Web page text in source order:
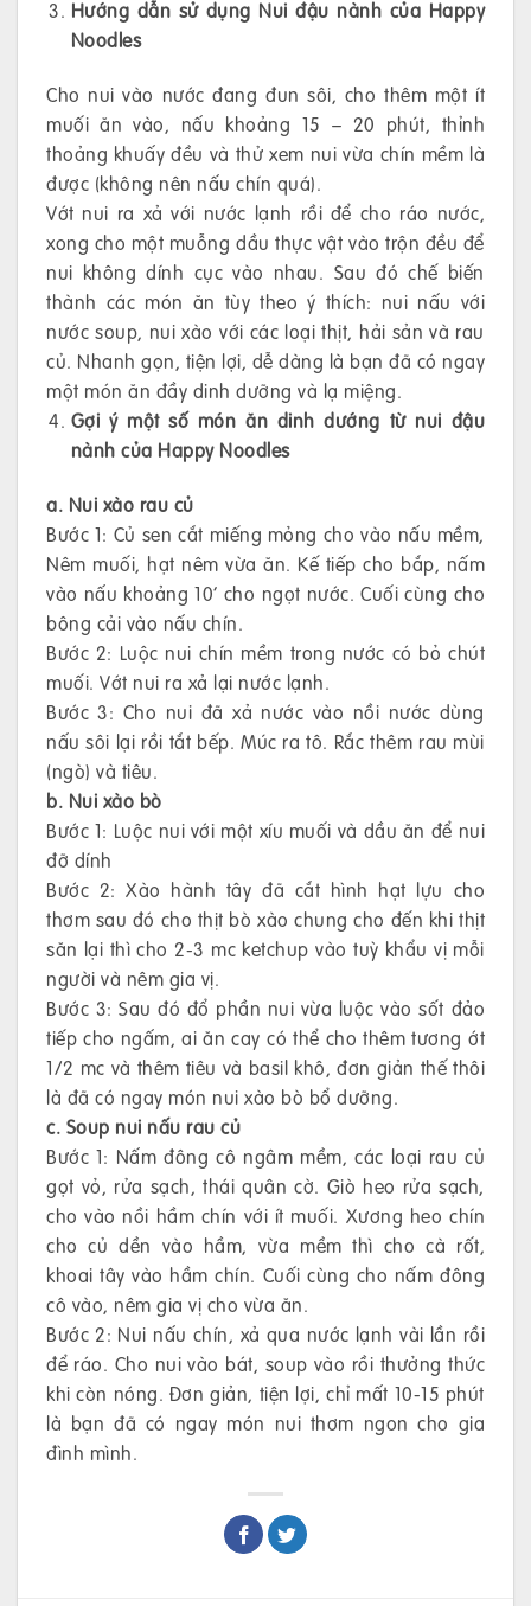
Hướng dẫn sử dụng Nui đậu nành của Happy
Noodles
Cho nui vào nước đang đun sôi, cho thêm một ít
muối ăn vào, nấu khoảng 15 – 20 phút, thỉnh
thoảng khuấy đều và thử xem nui vừa chín mềm là
được (không nên nấu chín quá).
Vớt nui ra xả với nước lạnh rồi để cho ráo nước,
xong cho một muỗng dầu thực vật vào trộn đều để
nui không dính cục vào nhau. Sau đó chế biến
thành các món ăn tùy theo ý thích: nui nấu với
nước soup, nui xào với các loại thịt, hải sản và rau
củ. Nhanh gọn, tiện lợi, dễ dàng là bạn đã có ngay
một món ăn đầy dinh dưỡng và lạ miệng.
Gợi ý một số món ăn dinh dướng từ nui đậu
nành của Happy Noodles
a. Nui xào rau củ
Bước 1: Củ sen cắt miếng mỏng cho vào nấu mềm,
Nêm muối, hạt nêm vừa ăn. Kế tiếp cho bắp, nấm
vào nấu khoảng 10’ cho ngọt nước. Cuối cùng cho
bông cải vào nấu chín.
Bước 2: Luộc nui chín mềm trong nước có bỏ chút
muối. Vớt nui ra xả lại nước lạnh.
Bước 3: Cho nui đã xả nước vào nồi nước dùng
nấu sôi lại rồi tắt bếp. Múc ra tô. Rắc thêm rau mùi
(ngò) và tiêu.
b. Nui xào bò
Bước 1: Luộc nui với một xíu muối và dầu ăn để nui
đỡ dính
Bước 2: Xào hành tây đã cắt hình hạt lựu cho
thơm sau đó cho thịt bò xào chung cho đến khi thịt
săn lại thì cho 2-3 mc ketchup vào tuỳ khẩu vị mỗi
người và nêm gia vị.
Bước 3: Sau đó đổ phần nui vừa luộc vào sốt đảo
tiếp cho ngấm, ai ăn cay có thể cho thêm tương ớt
1/2 mc và thêm tiêu và basil khô, đơn giản thế thôi
là đã có ngay món nui xào bò bổ dưỡng.
c. Soup nui nấu rau củ
Bước 1: Nấm đông cô ngâm mềm, các loại rau củ
gọt vỏ, rửa sạch, thái quân cờ. Giò heo rửa sạch,
cho vào nồi hầm chín với ít muối. Xương heo chín
cho củ dền vào hầm, vừa mềm thì cho cà rốt,
khoai tây vào hầm chín. Cuối cùng cho nấm đông
cô vào, nêm gia vị cho vừa ăn.
Bước 2: Nui nấu chín, xả qua nước lạnh vài lần rồi
để ráo. Cho nui vào bát, soup vào rồi thưởng thức
khi còn nóng. Đơn giản, tiện lợi, chỉ mất 10-15 phút
là bạn đã có ngay món nui thơm ngon cho gia
đình mình.